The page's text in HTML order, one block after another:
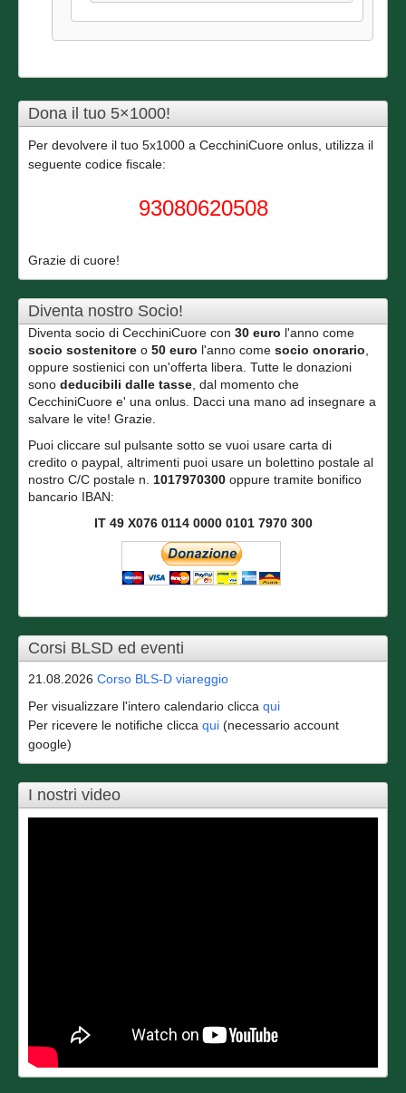
Dona il tuo 5×1000!
Per devolvere il tuo 5x1000 a CecchiniCuore onlus, utilizza il
seguente codice fiscale:
93080620508
Grazie di cuore!
Diventa nostro Socio!
Diventa socio di CecchiniCuore con 30 euro l'anno come
socio sostenitore o 50 euro l'anno come socio onorario,
oppure sostienici con un'offerta libera. Tutte le donazioni
sono deducibili dalle tasse, dal momento che
CecchiniCuore e' una onlus. Dacci una mano ad insegnare a
salvare le vite! Grazie.
Puoi cliccare sul pulsante sotto se vuoi usare carta di
credito o paypal, altrimenti puoi usare un bolettino postale al
nostro C/C postale n. 1017970300 oppure tramite bonifico
bancario IBAN:
IT 49 X076 0114 0000 0101 7970 300
Corsi BLSD ed eventi
21.08.2026 Corso BLS-D viareggio
Per visualizzare l'intero calendario clicca qui
Per ricevere le notifiche clicca qui (necessario account
google)
I nostri video